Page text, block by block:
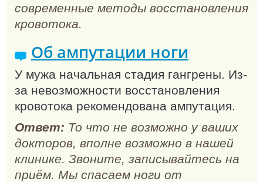
современные методы восстановления
кровотока.
Об ампутации ноги
У мужа начальная стадия гангрены. Из-
за невозможности восстановления
кровотока рекомендована ампутация.
Ответ: То что не возможно у ваших
докторов, вполне возможно в нашей
клинике. Звоните, записывайтесь на
приём. Мы спасаем ноги от